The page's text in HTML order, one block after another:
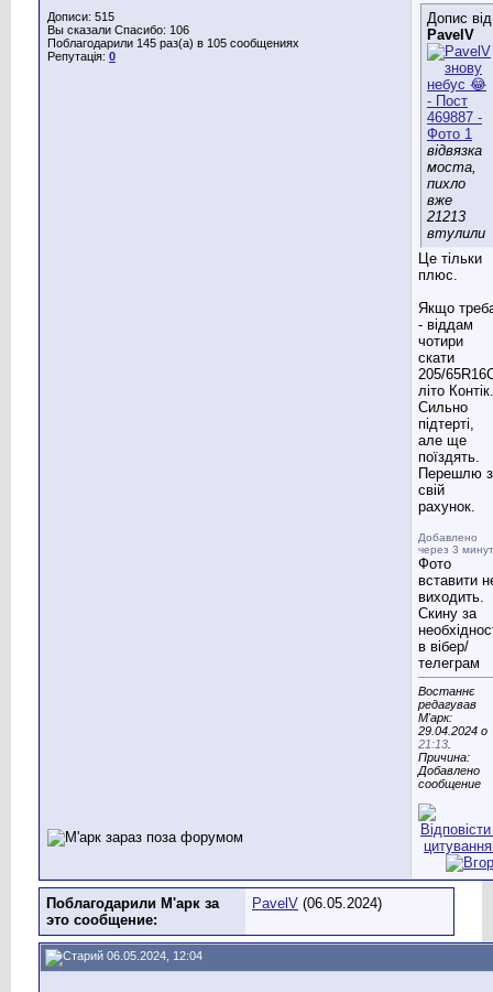
Дописи: 515
Вы сказали Спасибо: 106
Поблагодарили 145 раз(а) в 105 сообщениях
Репутація: 0
Допис від
PavelV
відвязка
моста,
пихло
вже
21213
втулили
Це тільки
плюс.
Якщо
- віддам
чотири
скати
205/
літо Контік.
Сильно
підтерті,
але ще
поїздять.
Перешлю
свій
рахунок.
Добавлено
через 3
Фото
вставити
виходить.
Скину за
в вібер/
телеграм
Востаннє
редагував
М'арк:
29.04.2024 о
21:13
Причина:
Добавлено
сообщение
Поблагодарили М'арк за
это сообщение:
PavelV (06.05.2024)
06.05.2024, 12:04